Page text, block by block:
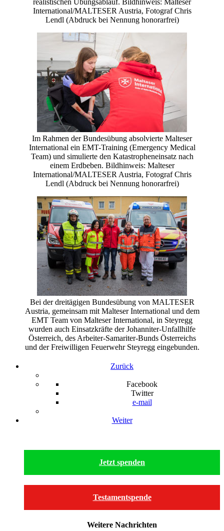
International/MALTESER Austria, Fotograf Chris
Lendl (Abdruck bei Nennung honorarfrei)
Im Rahmen der Bundesübung absolvierte Malteser
International ein EMT-Training (Emergency Medical
Team) und simulierte den Katastropheneinsatz nach
einem Erdbeben. Bildhinweis: Malteser
International/MALTESER Austria, Fotograf Chris
Lendl (Abdruck bei Nennung honorarfrei)
Bei der dreitägigen Bundesübung von MALTESER
Austria, gemeinsam mit Malteser International und dem
EMT Team von Malteser International, in Steyregg
wurden auch Einsatzkräfte der Johanniter-Unfallhilfe
Österreich, des Arbeiter-Samariter-Bunds Österreichs
und der Freiwilligen Feuerwehr Steyregg eingebunden.
Zurück
Facebook
Twitter
e-mail
Weiter
Jetzt spenden
Testamentspende
Weitere Nachrichten